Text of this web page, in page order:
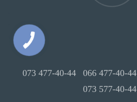
073 477-40-44 066 477-40-44
073 577-40-44